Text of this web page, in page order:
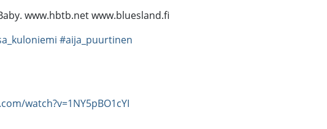
www.hbtb.net www.bluesland.fi
#aija_puurtinen
watch?v=1NY5pBO1cYI